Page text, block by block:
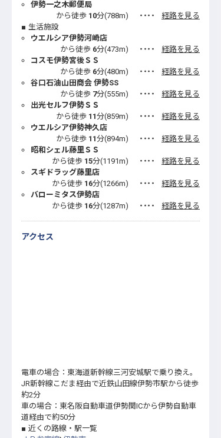
伊勢一之木郵便局
から徒歩 10分(788m) ・・・・
経路を見る
生活施設
ウエルシア伊勢河崎店
から徒歩 6分(473m) ・・・・
経路を見る
コスモ伊勢宮後ＳＳ
から徒歩 6分(480m) ・・・・
経路を見る
谷口石油山田商会 伊勢SS
から徒歩 7分(555m) ・・・・
経路を見る
出光セルフ伊勢ＳＳ
から徒歩 11分(859m) ・・・・
経路を見る
ウエルシア伊勢神久店
から徒歩 11分(894m) ・・・・
経路を見る
昭和シェル藤里ＳＳ
から徒歩 15分(1191m) ・・・・
経路を見る
スギドラッグ藤里店
から徒歩 16分(1266m) ・・・・
経路を見る
バローミタス伊勢店
から徒歩 16分(1287m) ・・・・ 経路を見る
アクセス
電車の場合：東海道新幹線三河安城駅で乗り換え。
JR新幹線こだま経由で近鉄山田線伊勢市駅から徒歩
約2分
車の場合：東名阪自動車道伊勢関ICから伊勢自動車
道経由で約50分
近くの路線・駅一覧